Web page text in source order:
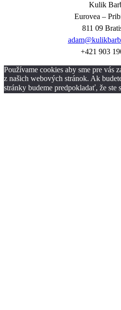
Kulik
Eurovea –
811 09
+421 903
Používame cookies aby sme pre vás
z našich webových stránok. Ak
stránky budeme predpokladať, že ste